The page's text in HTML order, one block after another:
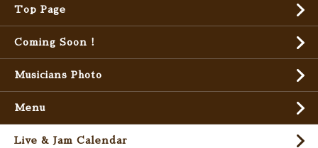
Top Page
Coming Soon !
Musicians Photo
Menu
Live & Jam Calendar